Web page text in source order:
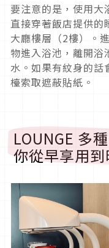
要注意的是，使用大
直接穿著飯店提供的
大廳樓層（2樓）。
物進入浴池，離開浴
水。如果有紋身的話
檯索取遮蔽貼紙。
LOUNGE 多
你從早享用到